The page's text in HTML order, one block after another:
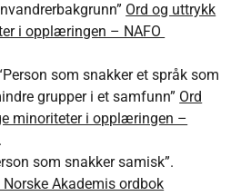
Ord og uttrykk
i opplæringen – NAFO
som snakker et språk som
grupper i et samfunn” Ord
minoriteter i opplæringen –
.
som snakker samisk”.
Akademis ordbok